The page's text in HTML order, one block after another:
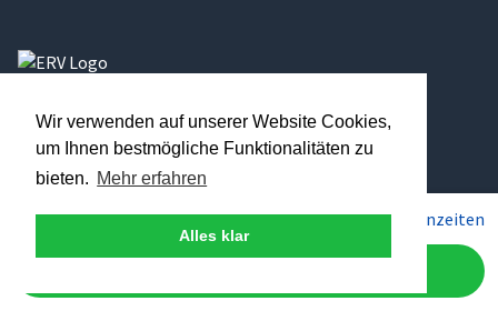
Wir verwenden auf unserer Website Cookies,
um Ihnen bestmögliche Funktionalitäten zu
bieten. Mehr erfahren
Alles klar
Pro Woche ab1.225€ Preise & Saisonzeiten
Über uns
Unser Magazin
Kontakt aufnehmen
Urlaub bewerten
Corona in Italien